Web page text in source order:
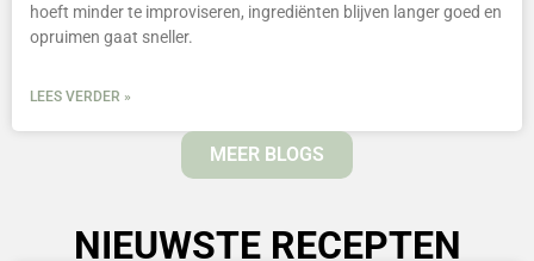
hoeft minder te improviseren, ingrediënten blijven langer goed en
opruimen gaat sneller.
LEES VERDER »
MEER BLOGS
NIEUWSTE RECEPTEN